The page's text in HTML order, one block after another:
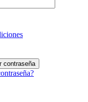
contraseña